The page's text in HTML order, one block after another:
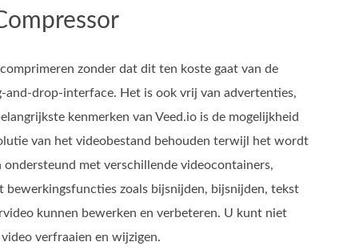
zonder dat dit ten koste gaat van de
and-drop-interface. Het is ook vrij van advertenties,
kenmerken van Veed.io is de mogelijkheid
van het videobestand behouden terwijl het wordt
met verschillende videocontainers,
zoals bijsnijden, bijsnijden, tekst
kunnen bewerken en verbeteren. U kunt niet
verfraaien en wijzigen.